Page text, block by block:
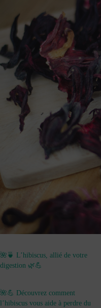
🌺🍵 L’hibiscus, allié de votre
digestion 🌿💪
🌺💪 Découvrez comment
l’hibiscus vous aide à perdre du